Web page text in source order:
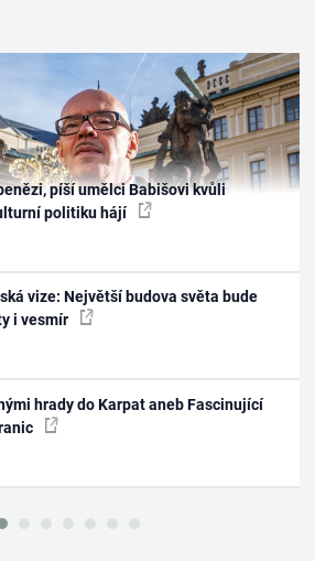
píší umělci Babišovi kvůli
politiku hájí
vize: Největší budova světa bude
i vesmír
hrady do Karpat aneb Fascinující